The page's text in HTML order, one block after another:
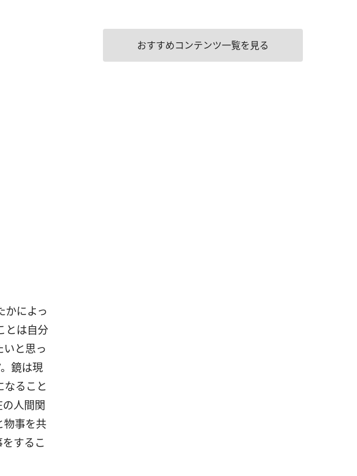
かによっ
とは自分
いと思っ
鏡は現
なること
人間関
物事を共
するこ
おすすめコンテンツ一覧を見る